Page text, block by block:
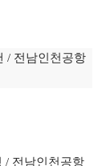
/ 전남인천공항
/ 전남인천공항